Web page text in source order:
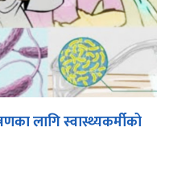
लागि स्वास्थ्यकर्मीको